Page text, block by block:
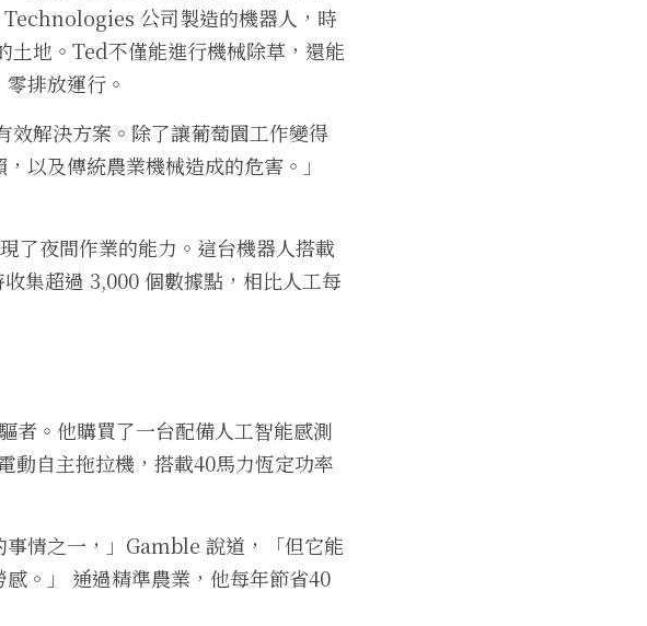
公司製造的機器人，時
土地。Ted不僅能進行機械除草，還能
排放運行。
解決方案。除了讓葡萄園工作變得
以及傳統農業機械造成的危害。」
了夜間作業的能力。這台機器人搭載
集超過 3,000 個數據點，相比人工每
。他購買了一台配備人工智能感測
自主拖拉機，搭載40馬力恆定功率
事情之一，」Gamble 說道，「但它能
。」 通過精準農業，他每年節省40